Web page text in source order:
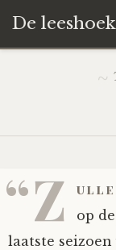
De leeshoek
Wie zijn we?
De hele kast
HD-Archief
“Z
op
laatste